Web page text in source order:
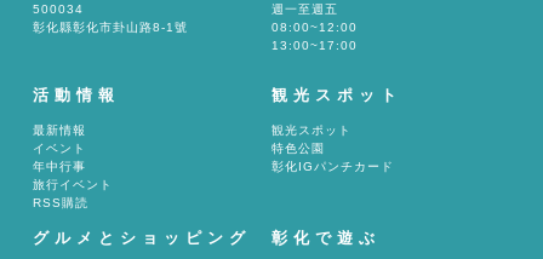
500034
彰化縣彰化市卦山路8-1號
週一至週五
08:00~12:00
13:00~17:00
活動情報
最新情報
イベント
年中行事
旅行イベント
RSS購読
観光スポット
観光スポット
特色公園
彰化IGパンチカード
グルメとショッピング 彰化で遊ぶ